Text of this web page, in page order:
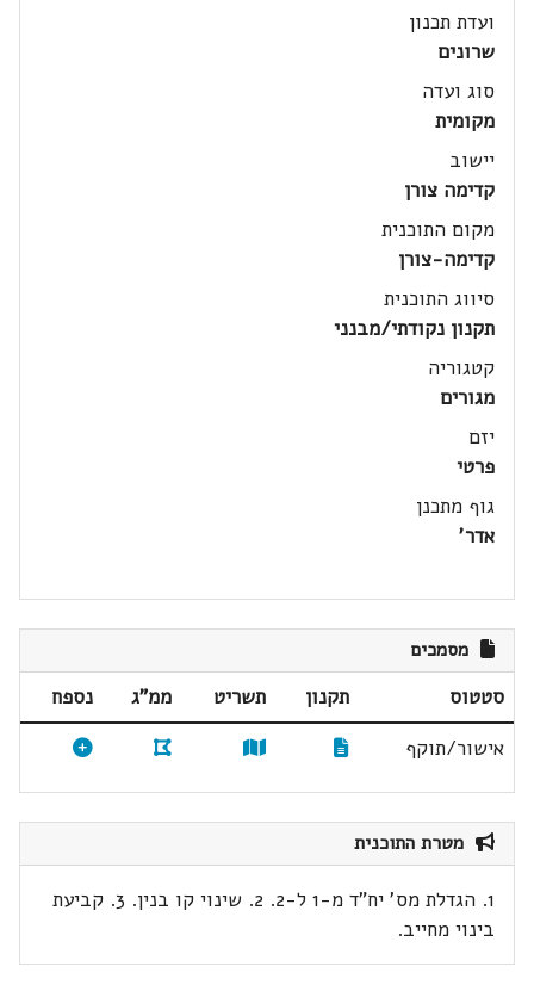
ועדת תכנון
שרונים
סוג ועדה
מקומית
יישוב
קדימה צורן
מקום התוכנית
קדימה-צורן
סיווג התוכנית
תקנון נקודתי/מבנני
קטגוריה
מגורים
יזם
פרטי
גוף מתכנן
אדר'
מסמכים
סטטוס תקנון תשריט ממ"ג
נספח
אישור/תוקף
מטרת התוכנית
1. הגדלת מס' יח"ד מ-1 ל-2. 2. שינוי קו בנין. 3. קביעת
בינוי מחייב.